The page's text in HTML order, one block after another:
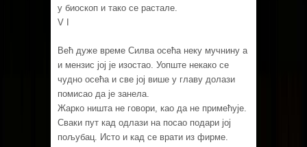
у биоскоп и тако се растале.
V I
Већ дуже време Силва осећа неку мучнину а
и мензис јој је изостао. Уопште некако се
чудно осећа и све јој више у главу долази
помисао да је занела.
Жарко ништа не говори, као да не примећује.
Сваки пут кад одлази на посао подари јој
пољубац. Исто и кад се врати из фирме.